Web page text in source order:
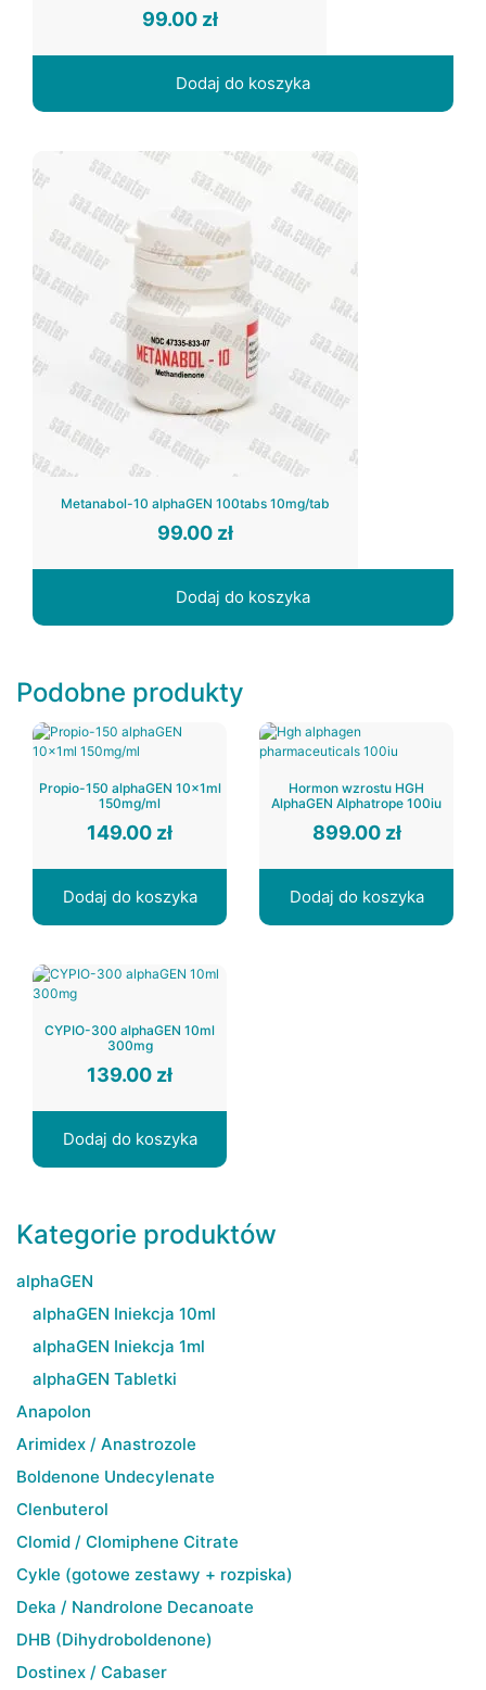
99.00 zł
Dodaj do koszyka
Metanabol-10 alphaGEN 100tabs 10mg/tab
99.00 zł
Dodaj do koszyka
Podobne produkty
Propio-150 alphaGEN 10x1ml
150mg/ml
149.00 zł
Dodaj do koszyka
Hormon wzrostu HGH
AlphaGEN Alphatrope 100iu
899.00 zł
Dodaj do koszyka
CYPIO-300 alphaGEN 10ml
300mg
139.00 zł
Dodaj do koszyka
Kategorie produktów
alphaGEN
alphaGEN Iniekcja 10ml
alphaGEN Iniekcja 1ml
alphaGEN Tabletki
Anapolon
Arimidex / Anastrozole
Boldenone Undecylenate
Clenbuterol
Clomid / Clomiphene Citrate
Cykle (gotowe zestawy + rozpiska)
Deka / Nandrolone Decanoate
DHB (Dihydroboldenone)
Dostinex / Cabaser